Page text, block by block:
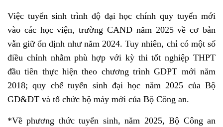
Việc tuyển sinh trình độ đại học chính quy tuyển mới
vào các học viện, trường CAND năm 2025 về cơ bản
vẫn giữ ổn định như năm 2024. Tuy nhiên, chỉ có một số
điều chỉnh nhằm phù hợp với kỳ thi tốt nghiệp THPT
đầu tiên thực hiện theo chương trình GDPT mới năm
2018; quy chế tuyển sinh đại học năm 2025 của Bộ
GD&ĐT và tổ chức bộ máy mới của Bộ Công an.
*Về phương thức tuyển sinh, năm 2025, Bộ Công an